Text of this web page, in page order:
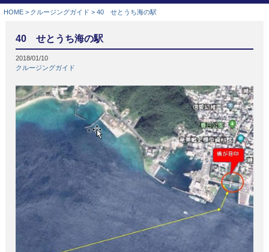
HOME > クルージングガイド > 40 せとうち海の駅
40 せとうち海の駅
2018/01/10
クルージングガイド